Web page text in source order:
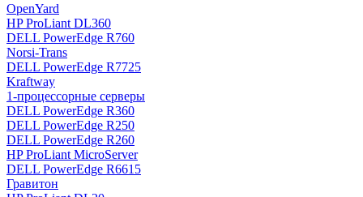
OpenYard
HP ProLiant DL360
DELL PowerEdge R760
Norsi-Trans
DELL PowerEdge R7725
Kraftway
1-процессорные серверы
DELL PowerEdge R360
DELL PowerEdge R250
DELL PowerEdge R260
HP ProLiant MicroServer
DELL PowerEdge R6615
Гравитон